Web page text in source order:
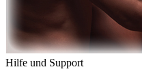
Hilfe und Support